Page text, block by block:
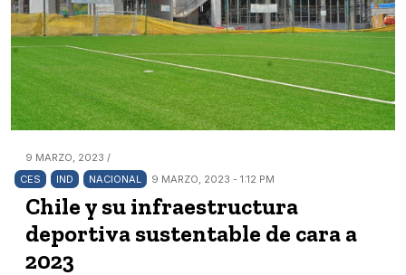
9 MARZO, 2023 /
CES
IND NACIONAL 9 MARZO, 2023 - 1:12 PM
Chile y su infraestructura
deportiva sustentable de cara a
2023